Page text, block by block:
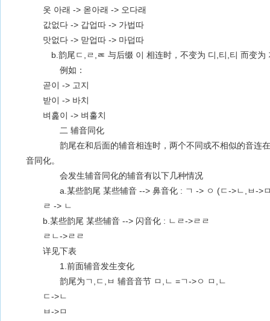
옷 아래 -> 옫아래 -> 오다래
값없다 -> 갑업따 -> 가법따
맛없다 -> 맏업따 -> 마덥따
b.韵尾ㄷ,ㄹ,ㄾ 与后缀 이 相连时，不变为 디,티,티 而变为
例如：
곧이 -> 고지
받이 -> 바치
벼훑이 -> 벼훌치
二 辅音同化
韵尾在和后面的辅音相连时，两个不同或不相似的音连
音同化。
会发生辅音同化的辅音有以下几种情况
a.某些韵尾 某些辅音 --> 鼻音化 : ㄱ -> ㅇ (ㄷ->ㄴ,ㅂ->
ㄹ -> ㄴ
b.某些韵尾 某些辅音 --> 闪音化 : ㄴㄹ->ㄹㄹ
ㄹㄴ->ㄹㄹ
详见下表
1.前面辅音发生变化
韵尾为ㄱ,ㄷ,ㅂ 辅音音节 ㅁ,ㄴ =ㄱ->ㅇ ㅁ,ㄴ
ㄷ->ㄴ
ㅂ->ㅁ